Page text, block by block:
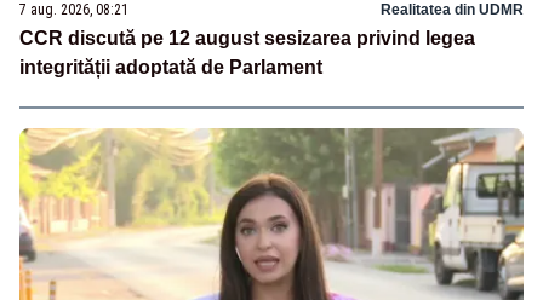
7 aug. 2026, 08:21 Realitatea din UDMR
CCR discută pe 12 august sesizarea privind legea
integrității adoptată de Parlament